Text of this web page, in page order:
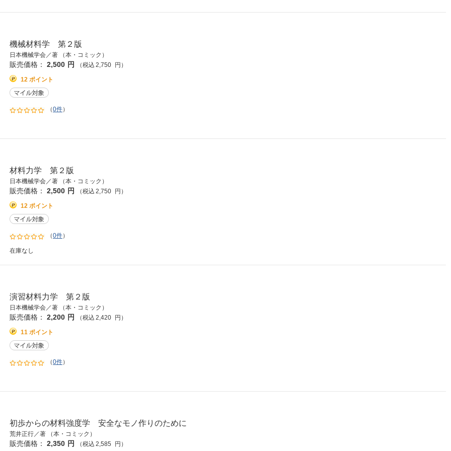
機械材料学 第２版
日本機械学会／著 （本・コミック）
販売価格： 2,500 円 （税込 2,750 円 ）
12 ポイント
（0件）
材料力学 第２版
日本機械学会／著 （本・コミック）
販売価格： 2,500 円 （税込 2,750 円 ）
12 ポイント
（0件）
在庫なし
演習材料力学 第２版
日本機械学会／著 （本・コミック）
販売価格： 2,200 円 （税込 2,420 円 ）
11 ポイント
（0件）
初歩からの材料強度学 安全なモノ作りのために
荒井正行／著 （本・コミック）
販売価格： 2,350 円 （税込 2,585 円 ）